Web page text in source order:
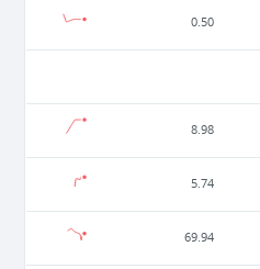
0.50
8.98
5.74
69.94